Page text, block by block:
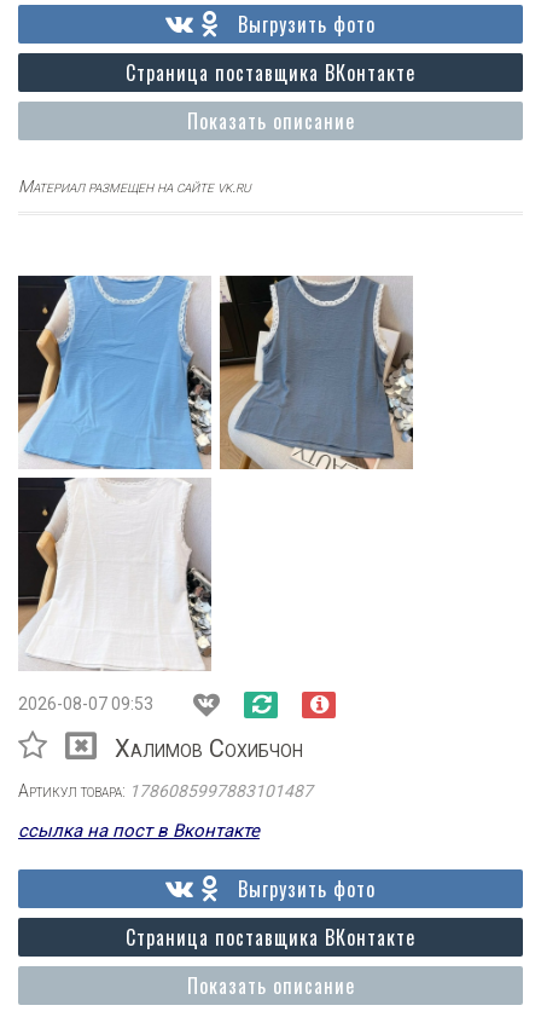
Показать описание
Страница поставщика ВКонтакте
Выгрузить фото
Материал размещен на сайте vk.ru
2026-08-07 09:53
Халимов Сохибчон
Артикул товара: 1786085997883101487
ссылка на пост в Вконтакте
Показать описание
Страница поставщика ВКонтакте
Выгрузить фото